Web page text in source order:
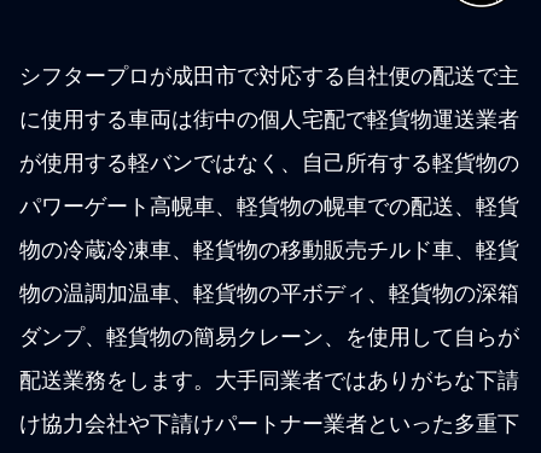
シフタープロが成田市で対応する自社便の配送で主
に使用する車両は街中の個人宅配で軽貨物運送業者
が使用する軽バンではなく、自己所有する軽貨物の
パワーゲート高幌車、軽貨物の幌車での配送、軽貨
物の冷蔵冷凍車、軽貨物の移動販売チルド車、軽貨
物の温調加温車、軽貨物の平ボディ、軽貨物の深箱
ダンプ、軽貨物の簡易クレーン、を使用して自らが
配送業務をします。大手同業者ではありがちな下請
け協力会社や下請けパートナー業者といった多重下